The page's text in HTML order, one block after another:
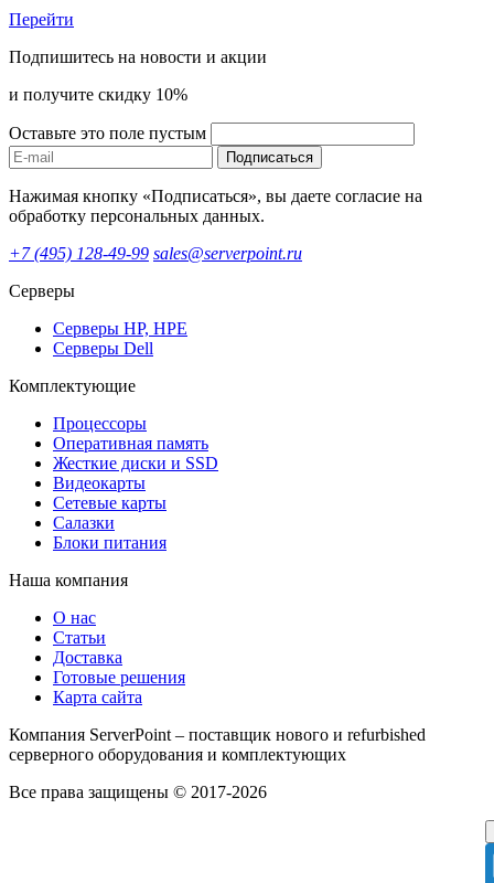
Перейти
Подпишитесь на новости и акции
и получите скидку 10%
Оставьте это поле пустым
Подписаться
Нажимая кнопку «Подписаться», вы даете согласие на
обработку персональных данных.
+7 (495) 128-49-99 sales@serverpoint.ru
Серверы
Серверы HP, HPE
Серверы Dell
Комплектующие
Процессоры
Оперативная память
Жесткие диски и SSD
Видеокарты
Сетевые карты
Салазки
Блоки питания
Наша компания
О нас
Статьи
Доставка
Готовые решения
Карта сайта
Компания ServerPoint – поставщик нового и refurbished
серверного оборудования и комплектующих
Все права защищены © 2017-2026